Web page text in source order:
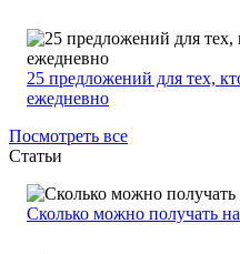
25 предложений для тех,
ежедневно
Посмотреть все
Статьи
Сколько можно получать